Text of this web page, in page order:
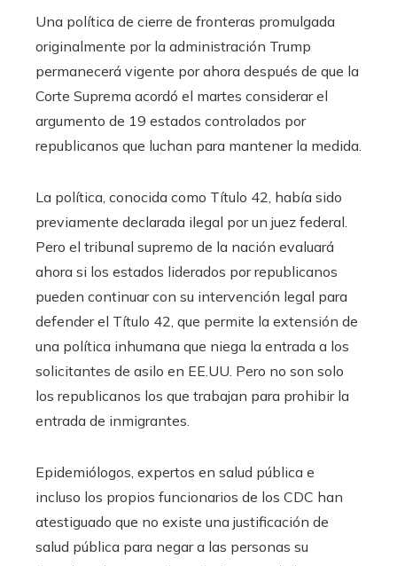
Una política de cierre de fronteras promulgada
originalmente por la administración Trump
permanecerá vigente por ahora después de que la
Corte Suprema acordó el martes considerar el
argumento de 19 estados controlados por
republicanos que luchan para mantener la medida.
La política, conocida como Título 42, había sido
previamente declarada ilegal por un juez federal.
Pero el tribunal supremo de la nación evaluará
ahora si los estados liderados por republicanos
pueden continuar con su intervención legal para
defender el Título 42, que permite la extensión de
una política inhumana que niega la entrada a los
solicitantes de asilo en EE.UU. Pero no son solo
los republicanos los que trabajan para prohibir la
entrada de inmigrantes.
Epidemiólogos, expertos en salud pública e
incluso los propios funcionarios de los CDC han
atestiguado que no existe una justificación de
salud pública para negar a las personas su